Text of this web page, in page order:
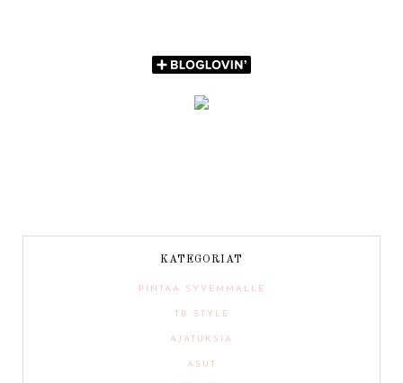
KATEGORIAT
PINTAA SYVEMMÄLLE
TB STYLE
AJATUKSIA
ASUT